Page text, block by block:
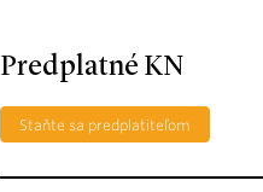
Predplatné KN
Staňte sa predplatiteľom